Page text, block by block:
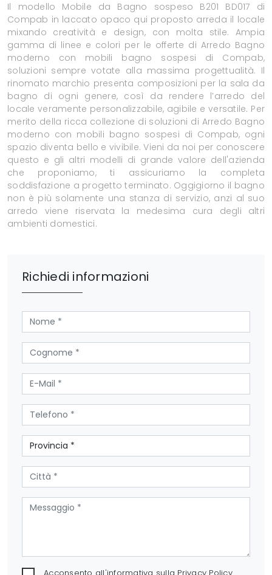
Il modello Mobile da Bagno sospeso B201 BD017 di
Compab in laccato opaco qui proposto arreda il locale
mixando creatività e design, con molta stile. Ampia
gamma di linee e colori per le offerte di Arredo Bagno
moderno con mobili bagno sospesi di Compab,
soluzioni sempre votate alla massima progettualità. Il
rinomato marchio presenta composizioni per la sala da
bagno di ogni genere, così da rendere l’arredo del
locale veramente personalizzabile, agibile e versatile. Per
merito della ricca collezione di soluzioni di Arredo Bagno
moderno con mobili bagno sospesi di Compab, ogni
spazio diventa bello e vivibile. Vieni da noi per conoscere
questo e gli altri modelli di grande valore dell'azienda
che proponiamo, ti assicuriamo la completa
soddisfazione a progetto terminato. Oggigiorno il bagno
non è più solamente una stanza di servizio, anzi al suo
arredo viene riservata la medesima cura degli altri
ambienti domestici.
Richiedi informazioni